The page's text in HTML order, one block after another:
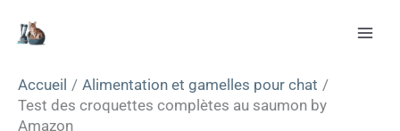
Accueil
Alimentation et gamelles pour chat
Test des croquettes complètes au saumon by
Amazon